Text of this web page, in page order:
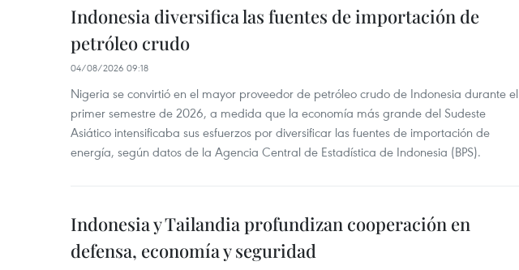
Indonesia diversifica las fuentes de importación de
petróleo crudo
04/08/2026 09:18
Nigeria se convirtió en el mayor proveedor de petróleo crudo de Indonesia durante el
primer semestre de 2026, a medida que la economía más grande del Sudeste
Asiático intensificaba sus esfuerzos por diversificar las fuentes de importación de
energía, según datos de la Agencia Central de Estadística de Indonesia (BPS).
Indonesia y Tailandia profundizan cooperación en
defensa, economía y seguridad